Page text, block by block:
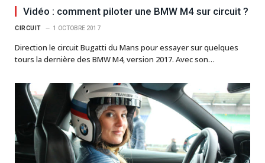
Vidéo : comment piloter une BMW M4 sur circuit ?
CIRCUIT 1 OCTOBRE 2017
Direction le circuit Bugatti du Mans pour essayer sur quelques
tours la dernière des BMW M4, version 2017. Avec son…